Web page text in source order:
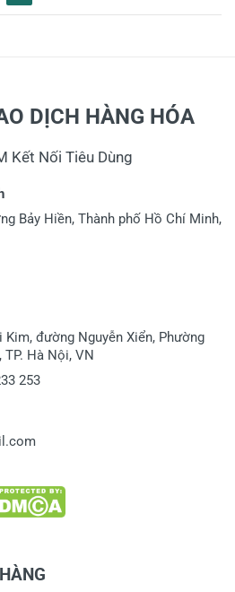
DỊCH HÀNG HÓA
Kết Nối Tiêu Dùng
Bảy Hiền, Thành phố Hồ Chí Minh,
đường Nguyễn Xiển, Phường
Hà Nội, VN
253